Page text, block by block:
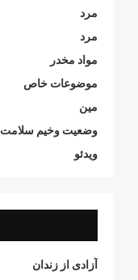
مرد
مرد
مواد مخدر
موضوعات خاص
مین
وضعیت وخیم سلامت
ویدئو
آزادی از زندان